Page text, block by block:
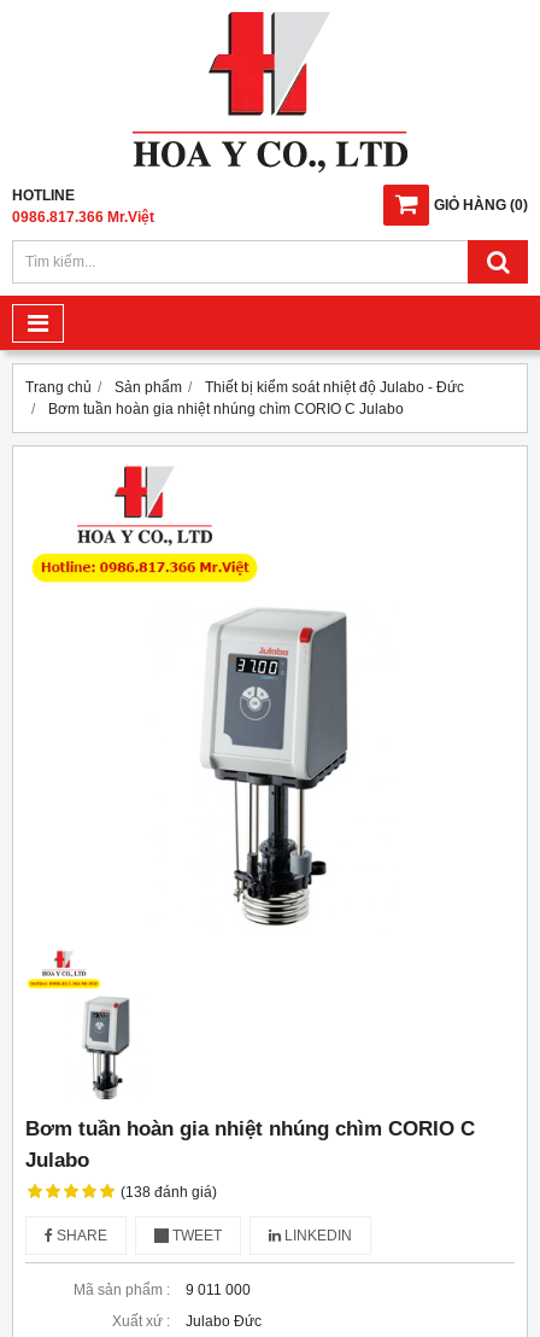
GIỎ HÀNG (0)
HOTLINE
0986.817.366 Mr.Việt
Trang chủ Sản phẩm
Thiết bị kiểm soát nhiệt độ Julabo - Đức
Bơm tuần hoàn gia nhiệt nhúng chìm CORIO C Julabo
Bơm tuần hoàn gia nhiệt nhúng chìm CORIO C
Julabo
(138 đánh giá)
SHARE TWEET LINKEDIN
Mã sản phẩm :
9 011 000
Xuất xứ :
Julabo Đức